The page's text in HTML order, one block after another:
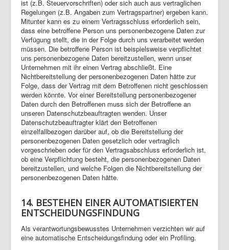
ist (z.B. Steuervorschriften) oder sich auch aus vertraglichen
Regelungen (z.B. Angaben zum Vertragspartner) ergeben kann.
Mitunter kann es zu einem Vertragsschluss erforderlich sein,
dass eine betroffene Person uns personenbezogene Daten zur
Verfügung stellt, die in der Folge durch uns verarbeitet werden
müssen. Die betroffene Person ist beispielsweise verpflichtet
uns personenbezogene Daten bereitzustellen, wenn unser
Unternehmen mit ihr einen Vertrag abschließt. Eine
Nichtbereitstellung der personenbezogenen Daten hätte zur
Folge, dass der Vertrag mit dem Betroffenen nicht geschlossen
werden könnte. Vor einer Bereitstellung personenbezogener
Daten durch den Betroffenen muss sich der Betroffene an
unseren Datenschutzbeauftragten wenden. Unser
Datenschutzbeauftragter klärt den Betroffenen
einzelfallbezogen darüber auf, ob die Bereitstellung der
personenbezogenen Daten gesetzlich oder vertraglich
vorgeschrieben oder für den Vertragsabschluss erforderlich ist,
ob eine Verpflichtung besteht, die personenbezogenen Daten
bereitzustellen, und welche Folgen die Nichtbereitstellung der
personenbezogenen Daten hätte.
14. BESTEHEN EINER AUTOMATISIERTEN
ENTSCHEIDUNGSFINDUNG
Als verantwortungsbewusstes Unternehmen verzichten wir auf
eine automatische Entscheidungsfindung oder ein Profiling.